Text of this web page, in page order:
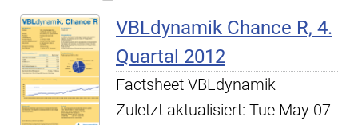
VBLdynamik Chance R, 4.
Quartal 2012
Factsheet VBLdynamik
Zuletzt aktualisiert: Tue May 07